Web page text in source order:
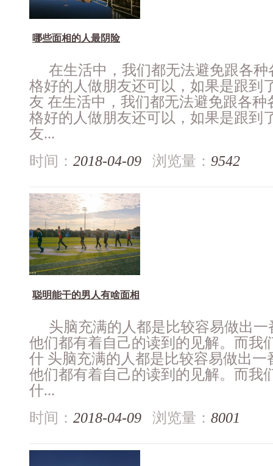
哪些面相的人最阴险
在生活中，我们都无法避免跟各
格好的人做朋友还可以，如果是跟到
友 在生活中，我们都无法避免跟各
格好的人做朋友还可以，如果是跟到
友...
时间： 2018-04-09 浏览量： 9542
聪明能干的男人有啥面相
头脑充满的人都是比较容易做出
他们都有着自己的读到的见解。而我
什 头脑充满的人都是比较容易做出
他们都有着自己的读到的见解。而我
什...
时间： 2018-04-09 浏览量： 8001